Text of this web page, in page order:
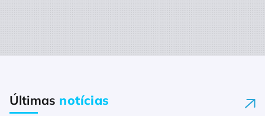
Últimas notícias